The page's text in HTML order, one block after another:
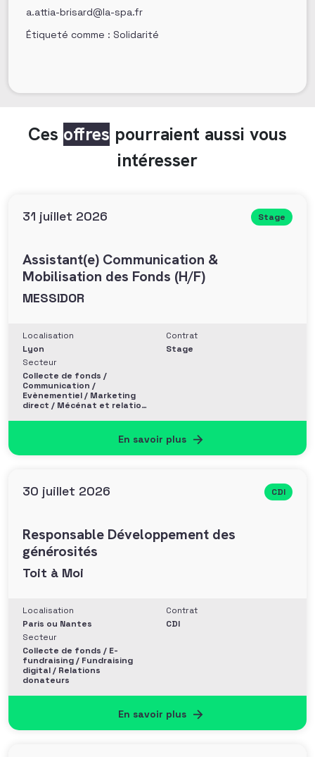
a.attia-brisard@la-spa.fr
Étiqueté comme : Solidarité
Ces offres pourraient aussi vous
intéresser
31 juillet 2026 Stage
Assistant(e) Communication &
Mobilisation des Fonds (H/F)
MESSIDOR
Localisation
Lyon
Secteur
Collecte de fonds /
Communication /
Evènementiel / Marketing
direct / Mécénat et relation
Contrat
Stage
En savoir plus
30 juillet 2026 CDI
Responsable Développement des
générosités
Toit à Moi
Localisation
Paris ou Nantes
Secteur
Collecte de fonds / E-
fundraising / Fundraising
digital / Relations
donateurs
Contrat
CDI
En savoir plus